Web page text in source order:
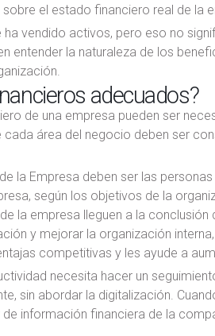
el estado financiero real de la
vendido activos, pero eso no
entender la naturaleza de los
adecuados?
de una empresa pueden ser
área del negocio deben ser
la Empresa deben ser las
según los objetivos de la
la empresa lleguen a la
y mejorar la organización
competitivas y les ayude a
necesita hacer un
sin abordar la digitalización.
información financiera de la